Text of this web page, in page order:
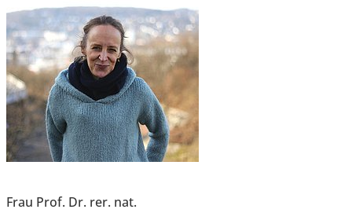
Frau Prof. Dr. rer. nat.